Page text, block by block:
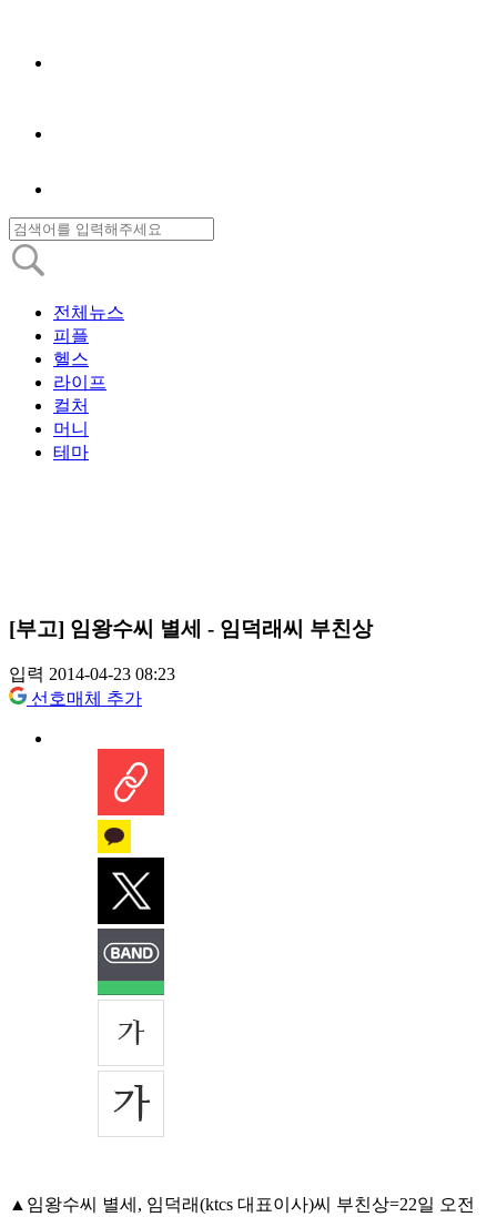
전체뉴스
피플
헬스
라이프
컬처
머니
테마
[부고] 임왕수씨 별세 - 임덕래씨 부친상
입력 2014-04-23 08:23
선호매체 추가
▲임왕수씨 별세, 임덕래(ktcs 대표이사)씨 부친상=22일 오전